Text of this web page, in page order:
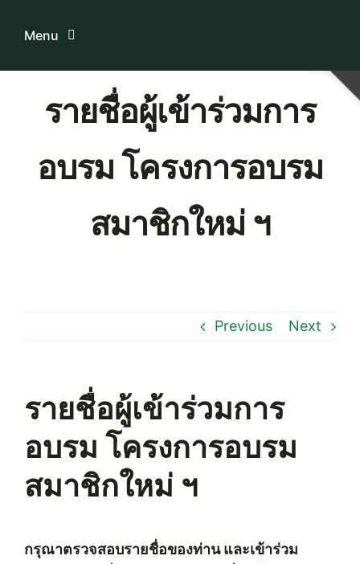
Menu
ระบบบริการสมาชิก
รายชื่อผู้เข้าร่วมการ
อบรม โครงการอบรม
สมาชิกใหม่ ฯ
Previous Next
รายชื่อผู้เข้าร่วมการ
อบรม โครงการอบรม
สมาชิกใหม่ ฯ
กรุณาตรวจสอบรายชื่อของท่าน และเข้าร่วม